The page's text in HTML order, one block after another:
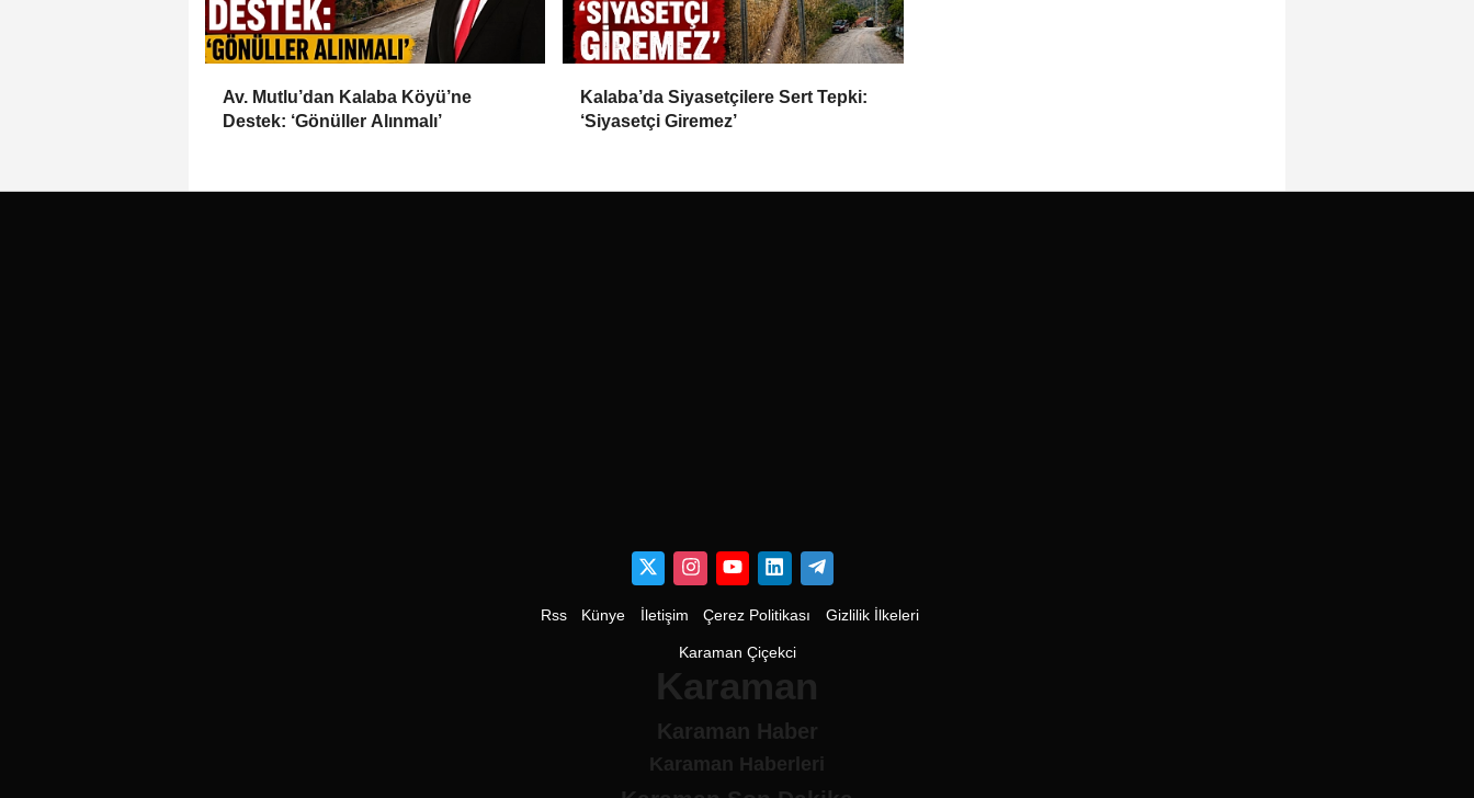
Av. Mutlu’dan Kalaba Köyü’ne
Destek: ‘Gönüller Alınmalı’
Kalaba’da Siyasetçilere Sert Tepki:
‘Siyasetçi Giremez’
Rss Künye İletişim Çerez Politikası Gizlilik İlkeleri
Karaman Çiçekci
Karaman
Karaman Haber
Karaman Haberleri